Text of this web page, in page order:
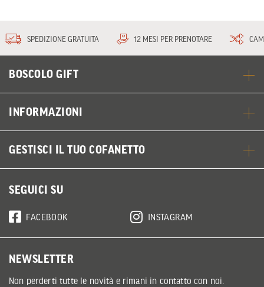
SPEDIZIONE GRATUITA 12 MESI PER PRENOTARE
BOSCOLO GIFT
INFORMAZIONI
GESTISCI IL TUO COFANETTO
SEGUICI SU
FACEBOOK INSTAGRAM
NEWSLETTER
Non perderti tutte le novità e rimani in contatto con noi.